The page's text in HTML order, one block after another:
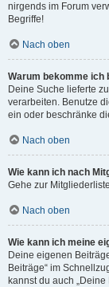
nirgends im Forum
Begriffe!
Nach oben
Warum bekomme ich
Deine Suche lieferte
verarbeiten. Benutze
ein oder beschränke
Nach oben
Wie kann ich nach
Gehe zur
Nach oben
Wie kann ich meine
Deine eigenen
Beiträge“ im
kannst du auch